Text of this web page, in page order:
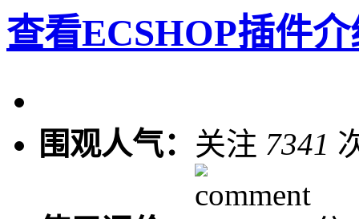
查看ECSHOP插件
围观人气： 关注 7341